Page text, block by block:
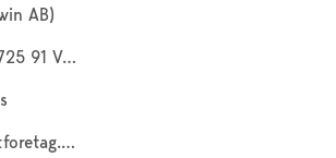
AB)
Johannisberg 12, 725 91 Västerås